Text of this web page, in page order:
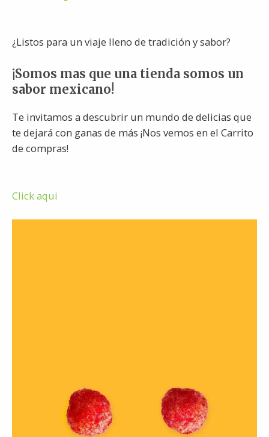
¿Listos para un viaje lleno de tradición y sabor?
¡Somos mas que una tienda somos un
sabor mexicano!
Te invitamos a descubrir un mundo de delicias que
te dejará con ganas de más ¡Nos vemos en el Carrito
de compras!
Click aqui